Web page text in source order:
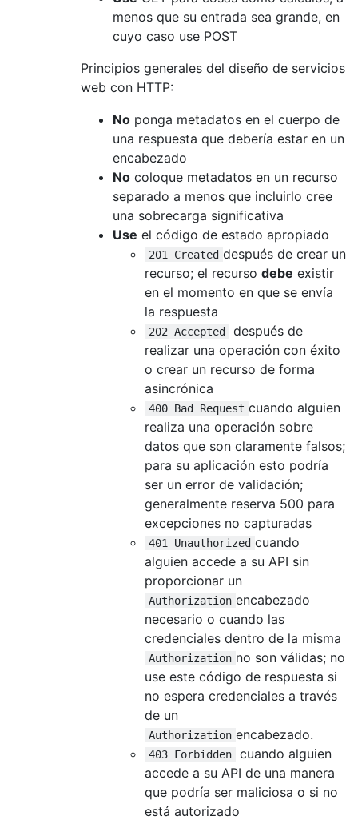
menos que su entrada sea grande, en
cuyo caso use POST
Principios generales del diseño de servicios
web con HTTP:
No ponga metadatos en el cuerpo de
una respuesta que debería estar en un
encabezado
No coloque metadatos en un recurso
separado a menos que incluirlo cree
una sobrecarga significativa
Use el código de estado apropiado
201 Created después de crear un
recurso; el recurso debe existir
en el momento en que se envía
la respuesta
202 Accepted
después de
realizar una operación con éxito
o crear un recurso de forma
asincrónica
400 Bad Request cuando alguien
realiza una operación sobre
datos que son claramente falsos;
para su aplicación esto podría
ser un error de validación;
generalmente reserva 500 para
excepciones no capturadas
401 Unauthorized cuando
alguien accede a su API sin
proporcionar un
Authorization encabezado
necesario o cuando las
credenciales dentro de la misma
Authorization no son válidas; no
use este código de respuesta si
no espera credenciales a través
de un
Authorization encabezado.
403 Forbidden
cuando alguien
accede a su API de una manera
que podría ser maliciosa o si no
está autorizado